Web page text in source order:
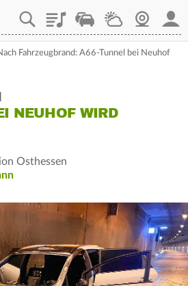
PlaylistStaupilotWetterWebcam
Fahrzeugbrand: A66-Tunnel bei Neuhof
NEUHOF WIRD
Osthessen